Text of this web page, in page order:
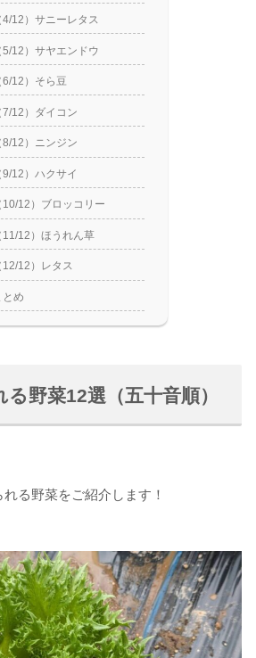
4/12）サニーレタス
5/12）サヤエンドウ
6/12）そら豆
7/12）ダイコン
8/12）ニンジン
9/12）ハクサイ
10/12）ブロッコリー
11/12）ほうれん草
12/12）レタス
とめ
野菜12選（五十音順）
る野菜をご紹介します！